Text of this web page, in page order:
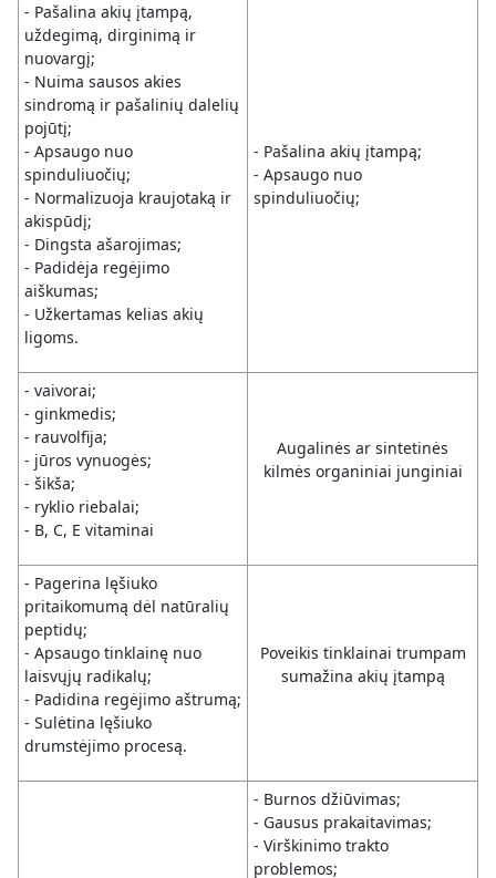
- Pašalina akių įtampą,
uždegimą, dirginimą ir
nuovargį;
- Nuima sausos akies
sindromą ir pašalinių dalelių
pojūtį;
- Apsaugo nuo
spinduliuočių;
- Normalizuoja kraujotaką ir
akispūdį;
- Dingsta ašarojimas;
- Padidėja regėjimo
aiškumas;
- Užkertamas kelias akių
ligoms.
- Pašalina akių įtampą;
- Apsaugo nuo
spinduliuočių;
- vaivorai;
- ginkmedis;
- rauvolfija;
- jūros vynuogės;
- šikša;
- ryklio riebalai;
- B, C, E vitaminai
Augalinės ar sintetinės
kilmės organiniai junginiai
- Pagerina lęšiuko
pritaikomumą dėl natūralių
peptidų;
- Apsaugo tinklainę nuo
laisvųjų radikalų;
- Padidina regėjimo aštrumą;
- Sulėtina lęšiuko
drumstėjimo procesą.
Poveikis tinklainai trumpam
sumažina akių įtampą
- Burnos džiūvimas;
- Gausus prakaitavimas;
- Virškinimo trakto
problemos;